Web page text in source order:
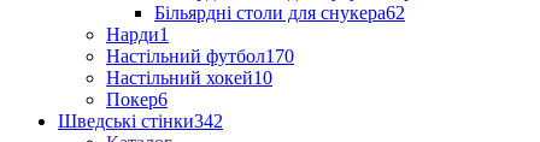
Більярдні столи для снукера62
Нарди1
Настільний футбол170
Настільний хокей10
Покер6
Шведські стінки342